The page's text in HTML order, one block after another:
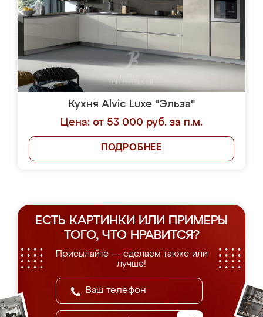
Кухня Alvic Luxe "Эльза"
Цена: от 53 000 руб. за п.м.
ПОДРОБНЕЕ
ЕСТЬ КАРТИНКИ ИЛИ ПРИМЕРЫ
ТОГО, ЧТО НРАВИТСЯ?
Присылайте — сделаем также или
лучше!